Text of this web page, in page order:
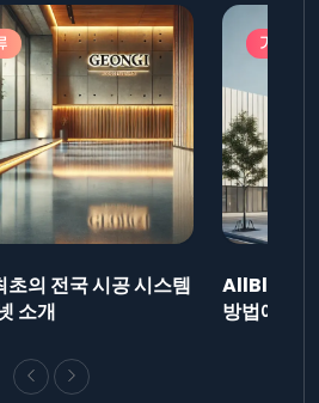
초의 전국 시공 시스템
소개
기타분
AllBlog에
방법에 대